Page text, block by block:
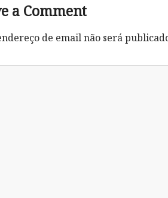
a Comment
de email não será